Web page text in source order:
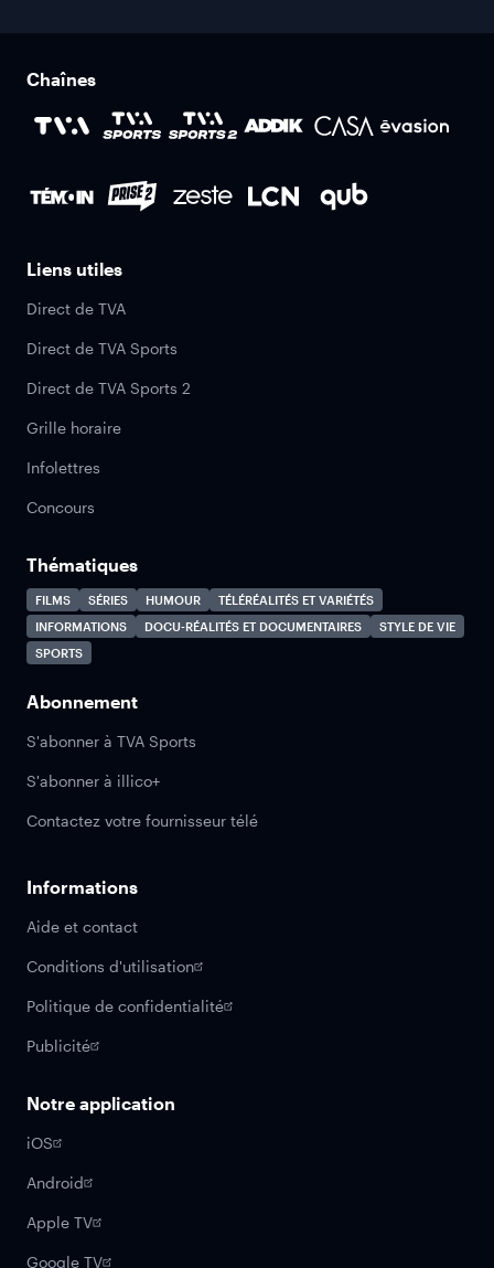
Chaînes
Liens utiles
Direct de TVA
Direct de TVA Sports
Direct de TVA Sports 2
Grille horaire
Infolettres
Concours
Thématiques
FILMS SÉRIES HUMOUR
TÉLÉRÉALITÉS ET VARIÉTÉS
INFORMATIONS
DOCU-RÉALITÉS ET DOCUMENTAIRES
STYLE DE VIE
SPORTS
Abonnement
S'abonner à TVA Sports
S'abonner à illico+
Contactez votre fournisseur télé
Informations
Aide et contact
Conditions d'utilisation
Politique de confidentialité
Publicité
Notre application
iOS
Android
Apple TV
Google TV